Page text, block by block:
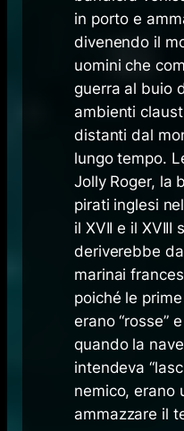
in porto e
divenendo il
uomini che
guerra al buio
ambienti
distanti dal
lungo tempo.
Jolly Roger, la
pirati inglesi
il XVII e il XVIII
deriverebbe
marinai
poiché le
erano “rosse”
quando la
intendeva
nemico, erano
ammazzare il